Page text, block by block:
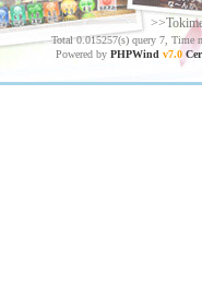
Total 0.015257(s) query 7, Time
Powered by PHPWind v7.0